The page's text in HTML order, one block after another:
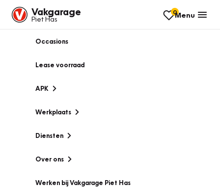
Vakgarage
Piet Has
0Menu
Occasions
Lease voorraad
APK
Werkplaats
Diensten
Over ons
Werken bij Vakgarage Piet Has